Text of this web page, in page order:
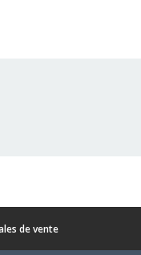
de vente